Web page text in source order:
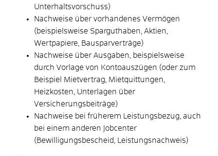
Unterhaltsvorschuss)
Nachweise über vorhandenes Vermögen
(beispielsweise Sparguthaben, Aktien,
Wertpapiere, Bausparverträge)
Nachweise über Ausgaben, beispielsweise
durch Vorlage von Kontoauszügen (oder zum
Beispiel Mietvertrag, Mietquittungen,
Heizkosten, Unterlagen über
Versicherungsbeiträge)
Nachweise bei früherem Leistungsbezug, auch
bei einem anderen Jobcenter
(Bewilligungsbescheid, Leistungsnachweis)